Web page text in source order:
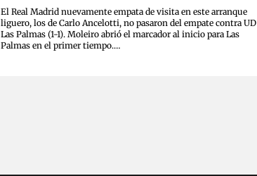
El Real Madrid nuevamente empata de visita en este arranque
liguero, los de Carlo Ancelotti, no pasaron del empate contra UD
Las Palmas (1-1). Moleiro abrió el marcador al inicio para Las
Palmas en el primer tiempo.